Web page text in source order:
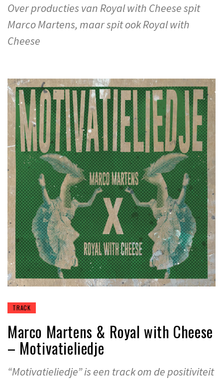
Over producties van Royal with Cheese spit
Marco Martens, maar spit ook Royal with
Cheese
TRACK
Marco Martens & Royal with Cheese
– Motivatieliedje
“Motivatieliedje” is een track om de positiviteit